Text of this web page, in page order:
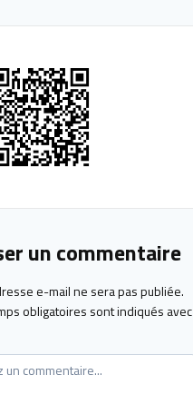
un commentaire
e-mail ne sera pas publiée.
obligatoires sont indiqués avec